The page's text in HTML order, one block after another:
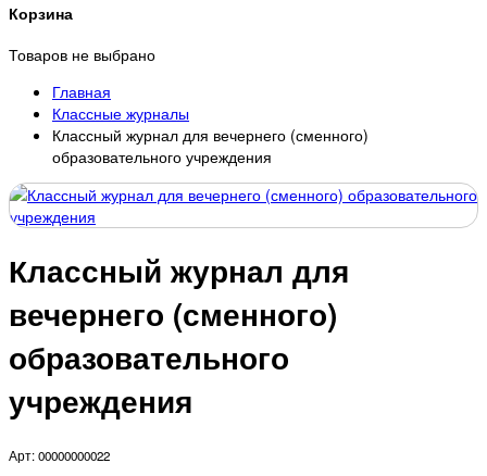
Корзина
Товаров не выбрано
Главная
Классные журналы
Классный журнал для вечернего (сменного)
образовательного учреждения
Классный журнал для
вечернего (сменного)
образовательного
учреждения
Арт: 00000000022